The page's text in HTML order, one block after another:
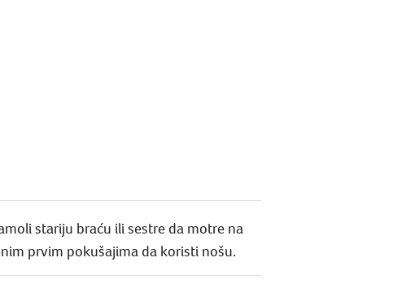
stariju braću ili sestre da motre na
prvim pokušajima da koristi nošu.